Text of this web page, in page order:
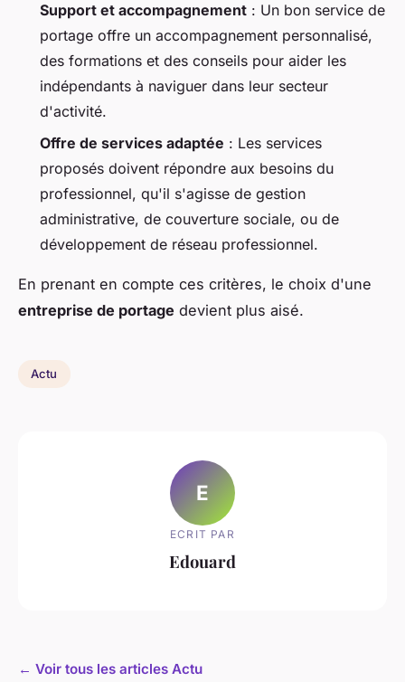
Support et accompagnement : Un bon service de
portage offre un accompagnement personnalisé,
des formations et des conseils pour aider les
indépendants à naviguer dans leur secteur
d'activité.
Offre de services adaptée : Les services
proposés doivent répondre aux besoins du
professionnel, qu'il s'agisse de gestion
administrative, de couverture sociale, ou de
développement de réseau professionnel.
En prenant en compte ces critères, le choix d'une
entreprise de portage devient plus aisé.
Actu
E
ECRIT PAR
Edouard
← Voir tous les articles Actu